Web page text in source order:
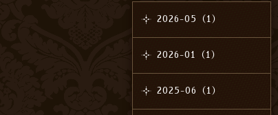
2026-05（1）
2026-01（1）
2025-06（1）